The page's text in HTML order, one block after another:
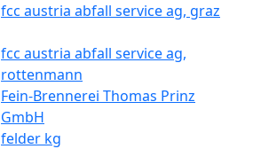
fcc austria abfall service ag, graz
fcc austria abfall service ag,
rottenmann
Fein-Brennerei Thomas Prinz
GmbH
felder kg